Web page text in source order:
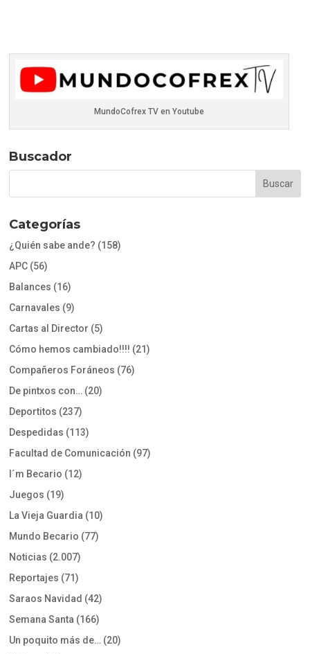
MundoCofrex TV en Youtube
Buscador
Categorías
¿Quién sabe ande? (158)
APC (56)
Balances (16)
Carnavales (9)
Cartas al Director (5)
Cómo hemos cambiado!!!! (21)
Compañeros Foráneos (76)
De pintxos con… (20)
Deportitos (237)
Despedidas (113)
Facultad de Comunicación (97)
I´m Becario (12)
Juegos (19)
La Vieja Guardia (10)
Mundo Becario (77)
Noticias (2.007)
Reportajes (71)
Saraos Navidad (42)
Semana Santa (166)
Un poquito más de… (20)